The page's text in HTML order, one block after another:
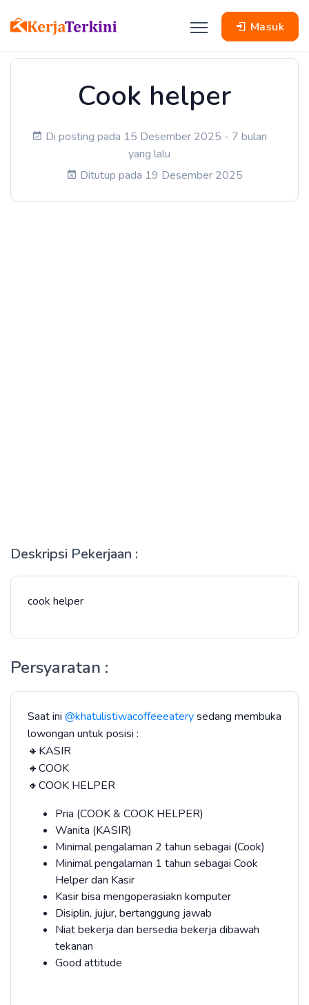
Masuk
Cook helper
Di posting pada 15 Desember 2025 - 7 bulan
yang lalu
Ditutup pada 19 Desember 2025
Deskripsi Pekerjaan :
cook helper
Persyaratan :
Saat ini @khatulistiwacoffeeeaterysedang membuka
lowongan untuk posisi :
🔸KASIR
🔸COOK
🔸COOK HELPER
Pria (COOK & COOK HELPER)
Wanita (KASIR)
Minimal pengalaman 2 tahun sebagai (Cook)
Minimal pengalaman 1 tahun sebagai Cook
Helper dan Kasir
Kasir bisa mengoperasiakn komputer
Disiplin, jujur, bertanggung jawab
Niat bekerja dan bersedia bekerja dibawah
tekanan
Good attitude